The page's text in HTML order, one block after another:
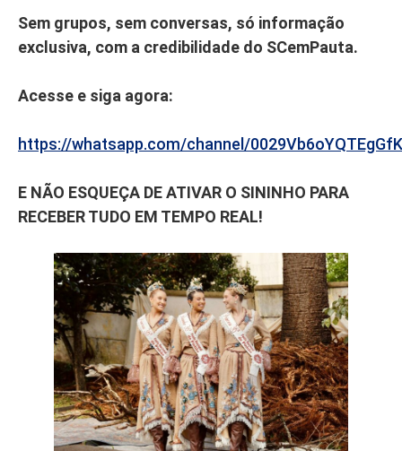
Sem grupos, sem conversas, só informação
exclusiva, com a credibilidade do SCemPauta.
Acesse e siga agora:
https://whatsapp.com/channel/
E NÃO ESQUEÇA DE ATIVAR O SININHO PARA
RECEBER TUDO EM TEMPO REAL!